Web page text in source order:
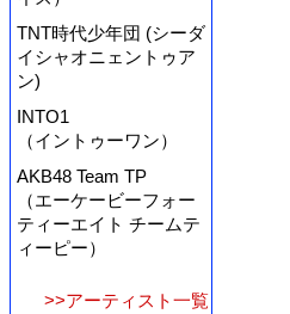
TNT時代少年団 (シーダ
イシャオニェントゥア
ン)
INTO1
（イントゥーワン）
AKB48 Team TP
（エーケービーフォー
ティーエイト チームテ
ィーピー）
>>アーティスト一覧